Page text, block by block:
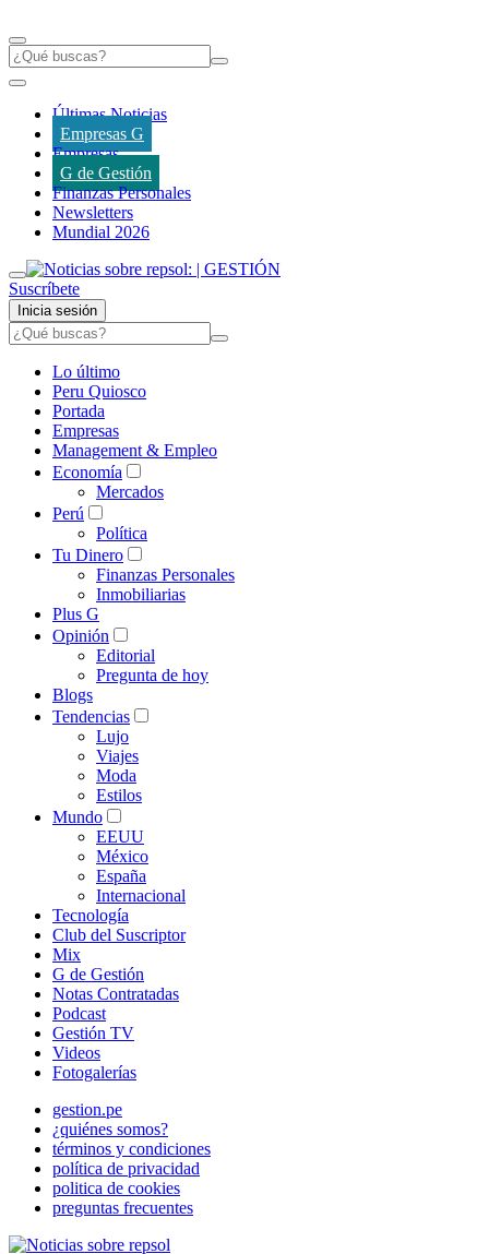
Últimas Noticias
Empresas G
Empresas
G de Gestión
Finanzas Personales
Newsletters
Mundial 2026
Suscríbete
Inicia sesión
Lo último
Peru Quiosco
Portada
Empresas
Management & Empleo
Economía
Mercados
Perú
Política
Tu Dinero
Finanzas Personales
Inmobiliarias
Plus G
Opinión
Editorial
Pregunta de hoy
Blogs
Tendencias
Lujo
Viajes
Moda
Estilos
Mundo
EEUU
México
España
Internacional
Tecnología
Club del Suscriptor
Mix
G de Gestión
Notas Contratadas
Podcast
Gestión TV
Videos
Fotogalerías
gestion.pe
¿quiénes somos?
términos y condiciones
política de privacidad
politica de cookies
preguntas frecuentes